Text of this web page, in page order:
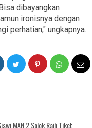
dibayangkan
ironisnya dengan
perhatian," ungkapnya.
MAN 2 Solok Raih Tiket